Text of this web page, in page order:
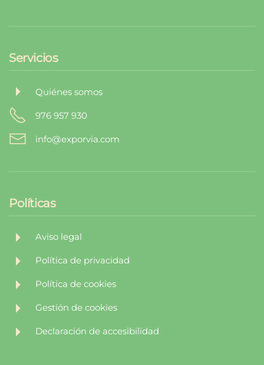
Servicios
Quiénes somos
976 957 930
info@exporvia.com
Políticas
Aviso legal
Política de privacidad
Política de cookies
Gestión de cookies
Declaración de accesibilidad